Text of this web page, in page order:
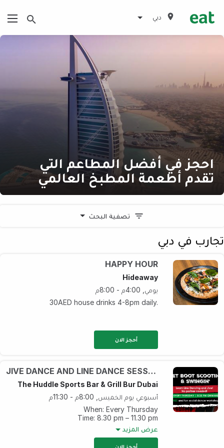
دبي
احجز في أفضل المطاعم التي
تقدم أطعمة المطبخ العالمي
تصفية البحث
تجارب في دبي
HAPPY HOUR
Hideaway
يومي, 4:00م - 8:00م
30AED house drinks 4-8pm daily.
أحجز الان
JIVE DANCE AND LINE DANCE SESSION WITH JOANA
The Huddle Sports Bar & Grill Bur Dubai
أسبوعي يوم الخميس, 8:00م - 11:30م
When: Every Thursday
Time: 8.30 pm – 11.30 pm
Offer: Get AED 20/- for selected cocktails
عرض المزيد
أحجز الان